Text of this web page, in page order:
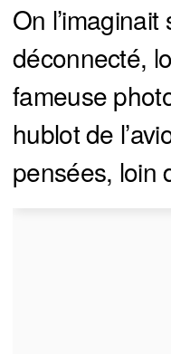
On l’imaginait
déconnecté,
fameuse
hublot de
pensées, loin